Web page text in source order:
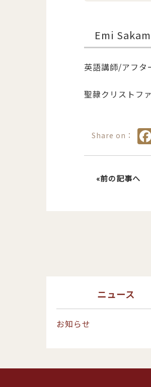
Emi
英語講師/アフタ
聖隷クリストフ
Share on：
«前の記事へ
ニュース
お知らせ